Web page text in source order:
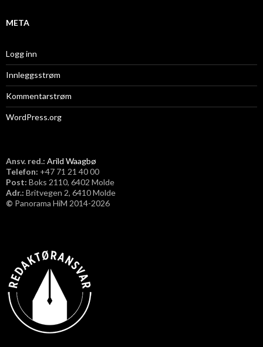
META
Logg inn
Innleggsstrøm
Kommentarstrøm
WordPress.org
Ansv. red.: Arild Waagbø
Telefon: ​+47 71 21 40 00
Post: Boks 2110, 6402 Molde
Adr.: Britvegen 2, 6410 Molde
© Panorama HiM 2014-2026